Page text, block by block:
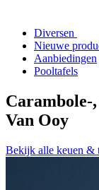
Diversen
Nieuwe
Aanbiedingen
Pooltafels
Carambole-
Van Ooy
Bekijk alle keuen &